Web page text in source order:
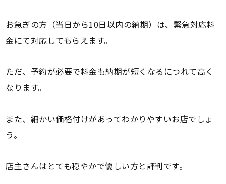
お急ぎの方（当日から10日以内の納期）は、緊急対応料
金にて対応してもらえます。
ただ、予約が必要で料金も納期が短くなるにつれて高く
なります。
また、細かい価格付けがあってわかりやすいお店でしょ
う。
店主さんはとても穏やかで優しい方と評判です。